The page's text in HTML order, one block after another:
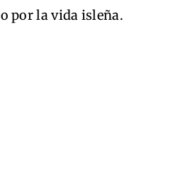
por la vida isleña.